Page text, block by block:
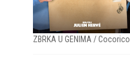
ZBRKA U GENIMA / Cocorico